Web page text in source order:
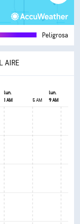
Peligrosa
AIRE
lun.
lun.
1 AM 5 AM 9 AM